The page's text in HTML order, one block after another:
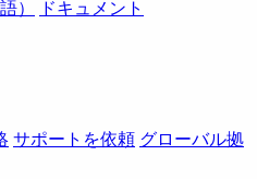
）
ドキュメント
サポートを依頼 グローバル拠